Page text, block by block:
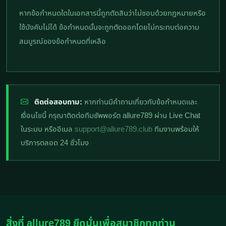
หากข้อกำหนดใดในเอกสารนี้ถูกตัดสินว่าไม่ชอบด้วยกฎหมายหรือ
ใช้บังคับไม่ได้ ข้อกำหนดนั้นจะถูกตัดออกโดยไม่กระทบต่อความ
สมบูรณ์ของข้อกำหนดที่เหลือ
ติดต่อสอบถาม: หากท่านมีคำถามเกี่ยวกับข้อกำหนดและ
เงื่อนไขนี้ กรุณาติดต่อทีมซัพพอร์ต allure789 ผ่าน Live Chat
ในระบบ หรืออีเมล support@allure789.club ทีมงานพร้อมให้
บริการตลอด 24 ชั่วโมง